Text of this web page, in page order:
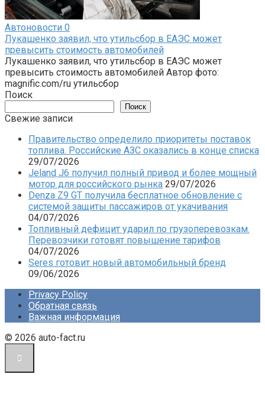
Автоновости 0
Лукашенко заявил, что утильсбор в ЕАЭС может
превысить стоимость автомобилей
Лукашенко заявил, что утильсбор в ЕАЭС может
превысить стоимость автомобилей Автор фото:
magnific.com/ru утильсбор
Поиск
Поиск
Свежие записи
Правительство определило приоритеты поставок
топлива. Российские АЗС оказались в конце списка
29/07/2026
Jeland J6 получил полный привод и более мощный
мотор для российского рынка 29/07/2026
Denza Z9 GT получила бесплатное обновление с
системой защиты пассажиров от укачивания
04/07/2026
Топливный дефицит ударил по грузоперевозкам.
Перевозчики готовят повышение тарифов
04/07/2026
Seres готовит новый автомобильный бренд
09/06/2026
Privacy Policy
Обратная связь
Важная информация
© 2026 auto-fact.ru